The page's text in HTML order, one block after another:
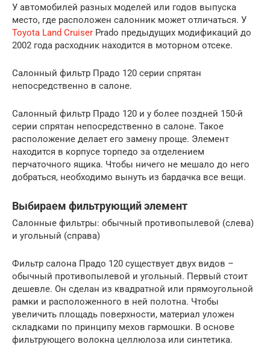
У автомобилей разных моделей или годов выпуска
место, где расположен салонник может отличаться. У
Toyota Land Cruiser Prado предыдущих модификаций до
2002 года расходник находится в моторном отсеке.
Салонный фильтр Прадо 120 серии спрятан
непосредственно в салоне.
Салонный фильтр Прадо 120 и у более поздней 150-й
серии спрятан непосредственно в салоне. Такое
расположение делает его замену проще. Элемент
находится в корпусе торпедо за отделением
перчаточного ящика. Чтобы ничего не мешало до него
добраться, необходимо вынуть из бардачка все вещи.
Выбираем фильтрующий элемент
Салонные фильтры: обычный противопылевой (слева)
и угольный (справа)
Фильтр салона Прадо 120 существует двух видов –
обычный противопылевой и угольный. Первый стоит
дешевле. Он сделан из квадратной или прямоугольной
рамки и расположенного в ней полотна. Чтобы
увеличить площадь поверхности, материал уложен
складками по принципу мехов гармошки. В основе
фильтрующего волокна целлюлоза или синтетика.